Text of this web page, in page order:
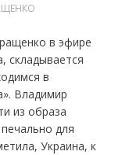
в эфире
складывается
в
Владимир
из образа
для
Украина, к